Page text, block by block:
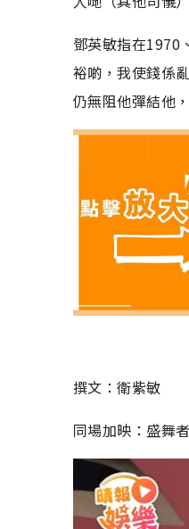
鄧英敏指在1970
裕啲，我使錢係
仍無阻他彈結他
撰文：衛紫敏
同場加映：盛舞